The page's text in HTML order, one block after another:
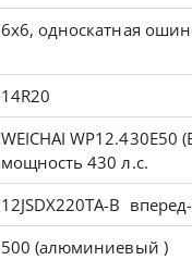
6х6, односкатная
14R20
WEICHAI WP12.430E50
мощность 430 л.с.
12JSDX220TA-B
500 (алюминиевый )